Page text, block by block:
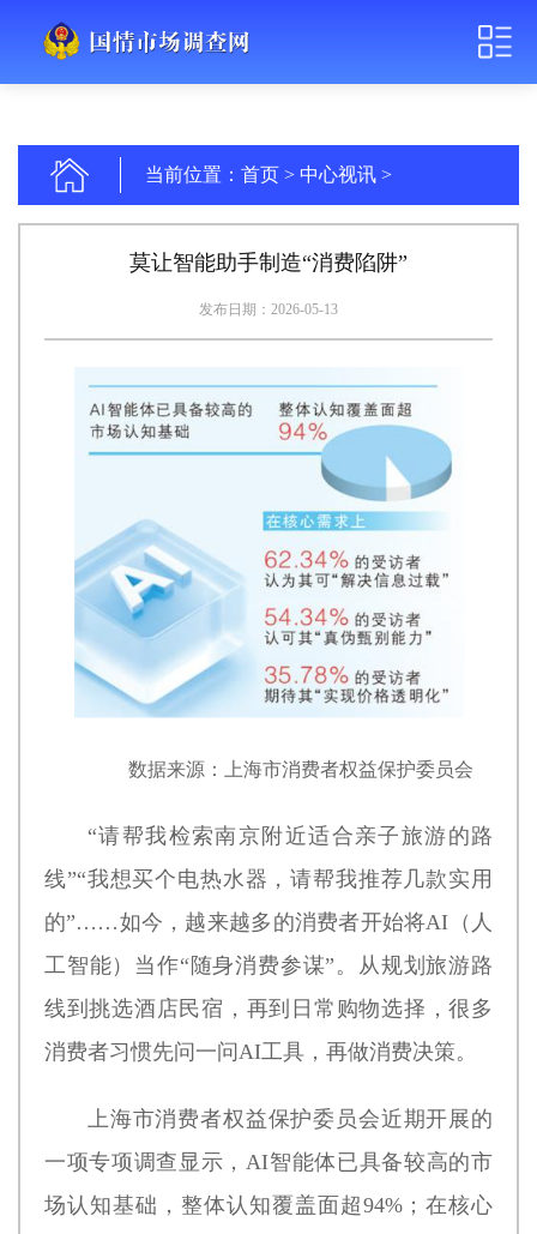
当前位置： 首页 > 中心视讯 >
莫让智能助手制造“消费陷阱”
发布日期：2026-05-13
数据来源：上海市消费者权益保护委员会
“请帮我检索南京附近适合亲子旅游的路
线”“我想买个电热水器，请帮我推荐几款实用
的”……如今，越来越多的消费者开始将AI（人
工智能）当作“随身消费参谋”。从规划旅游路
线到挑选酒店民宿，再到日常购物选择，很多
消费者习惯先问一问AI工具，再做消费决策。
上海市消费者权益保护委员会近期开展的
一项专项调查显示，AI智能体已具备较高的市
场认知基础，整体认知覆盖面超94%；在核心